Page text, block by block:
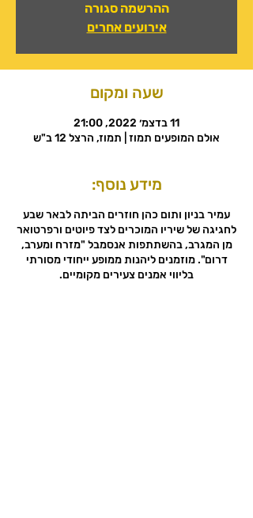
ההרשמה סגורה
אירועים אחרים
שעה ומקום
11 בדצמ׳ 2022, 21:00
אולם המופעים תמוז | תמוז, הרצל 12 ב"ש
מידע נוסף:
עמיר בניון ותום כהן חוזרים הביתה לבאר שבע
לחגיגה של שיריו המוכרים לצד פיוטים ורפרטואר
מן המגרב, בהשתתפות אנסמבל "מזרח ומערב,
דרום". מוזמנים ליהנות ממופע ייחודי מסורתי
בליווי אמנים צעירים מקומיים.